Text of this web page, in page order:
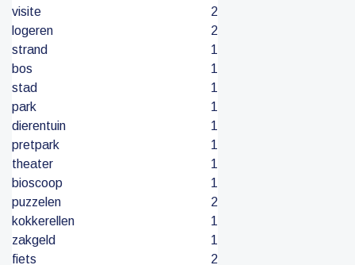
visite
2
logeren
2
strand
1
bos
1
stad
1
park
1
dierentuin
1
pretpark
1
theater
1
bioscoop
1
puzzelen
2
kokkerellen
1
zakgeld
1
fiets
2